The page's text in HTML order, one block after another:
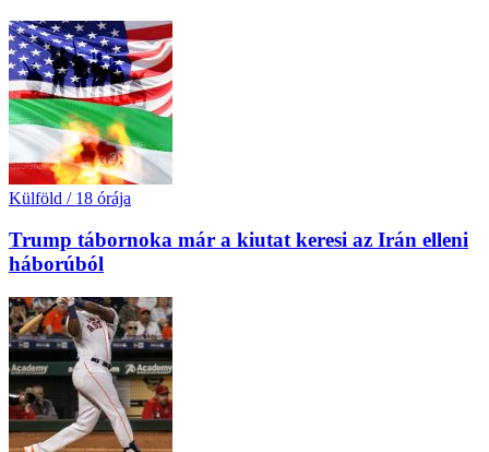
Külföld / 18 órája
Trump tábornoka már a kiutat keresi az Irán elleni
háborúból